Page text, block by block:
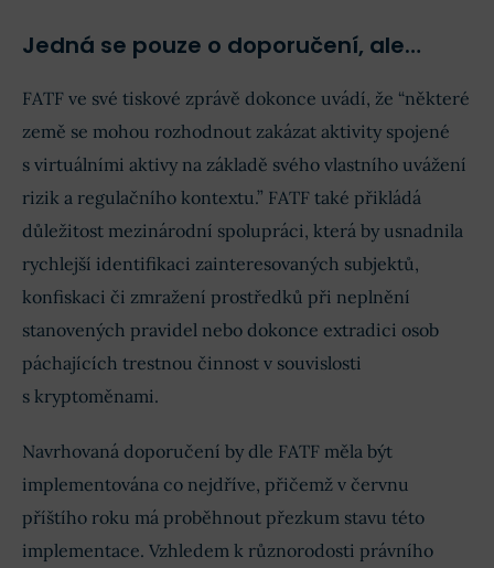
Jedná se pouze o doporučení, ale…
FATF ve své tiskové zprávě dokonce uvádí, že “některé
země se mohou rozhodnout zakázat aktivity spojené
s virtuálními aktivy na základě svého vlastního uvážení
rizik a regulačního kontextu.” FATF také přikládá
důležitost mezinárodní spolupráci, která by usnadnila
rychlejší identifikaci zainteresovaných subjektů,
konfiskaci či zmražení prostředků při neplnění
stanovených pravidel nebo dokonce extradici osob
páchajících trestnou činnost v souvislosti
s kryptoměnami.
Navrhovaná doporučení by dle FATF měla být
implementována co nejdříve, přičemž v červnu
příštího roku má proběhnout přezkum stavu této
implementace. Vzhledem k různorodosti právního